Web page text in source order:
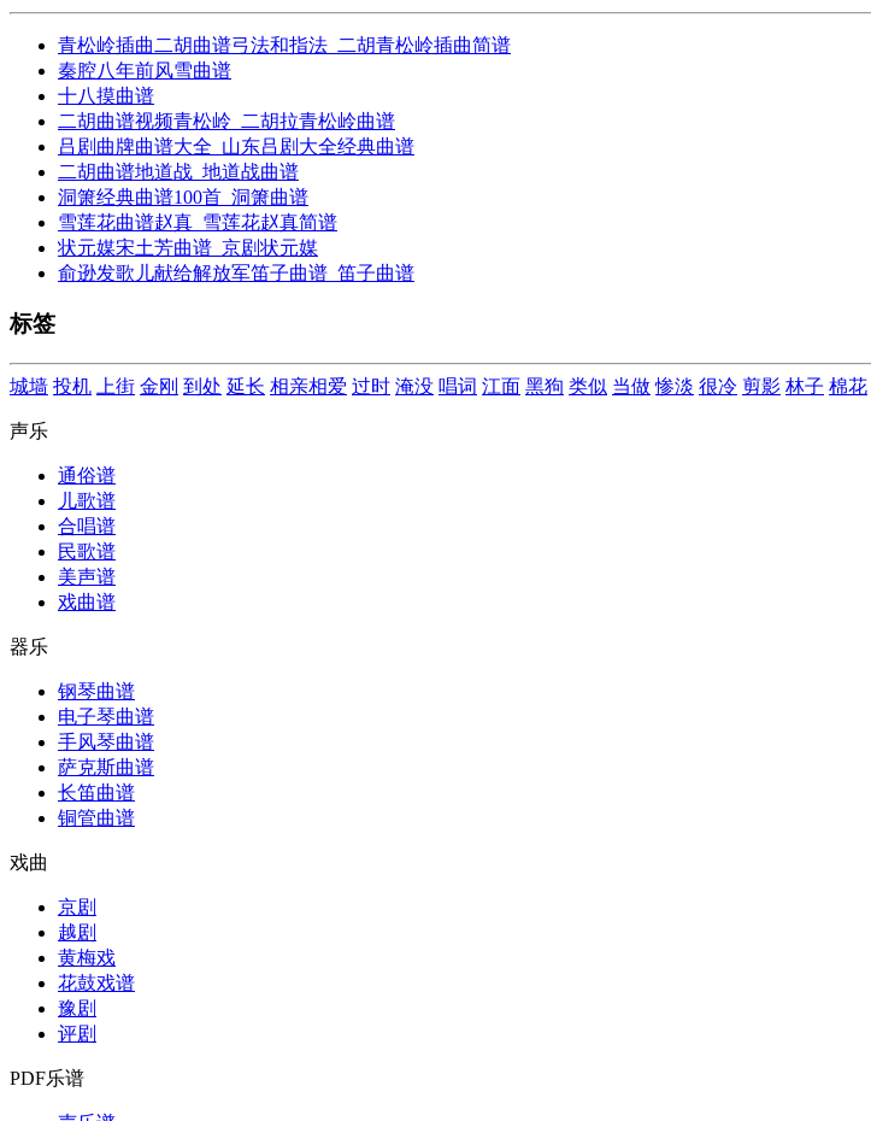
青松岭插曲二胡曲谱弓法和指法_二胡青松岭插曲简谱
秦腔八年前风雪曲谱
十八摸曲谱
二胡曲谱视频青松岭_二胡拉青松岭曲谱
吕剧曲牌曲谱大全_山东吕剧大全经典曲谱
二胡曲谱地道战_地道战曲谱
洞箫经典曲谱100首_洞箫曲谱
雪莲花曲谱赵真_雪莲花赵真简谱
状元媒宋土芳曲谱_京剧状元媒
俞逊发歌儿献给解放军笛子曲谱_笛子曲谱
标签
城墙 投机 上街 金刚 到处 延长 相亲相爱 过时 淹没 唱词 江面 黑狗 类似 当做 惨淡 很冷 剪影 林子 棉花
声乐
通俗谱
儿歌谱
合唱谱
民歌谱
美声谱
戏曲谱
器乐
钢琴曲谱
电子琴曲谱
手风琴曲谱
萨克斯曲谱
长笛曲谱
铜管曲谱
戏曲
京剧
越剧
黄梅戏
花鼓戏谱
豫剧
评剧
PDF乐谱